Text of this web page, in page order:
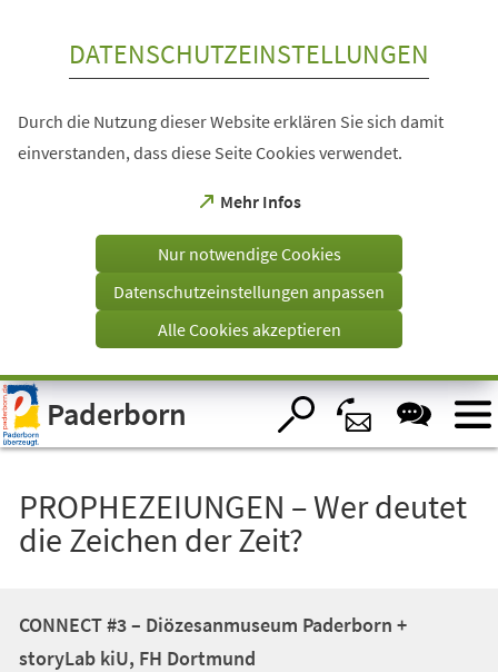
Visuelle
Assistenzsoftware
öffnen.
DATENSCHUTZEINSTELLUNGEN
Durch die Nutzung dieser Website erklären Sie sich damit
einverstanden, dass diese Seite Cookies verwendet.
Mehr Infos
(Öffnet
einem
Tab)
Nur notwendige Cookies
Datenschutzeinstellungen anpassen
Alle Cookies akzeptieren
Paderborn
PROPHEZEIUNGEN – Wer deutet
die Zeichen der Zeit?
CONNECT #3 – Diözesanmuseum Paderborn +
storyLab kiU, FH Dortmund